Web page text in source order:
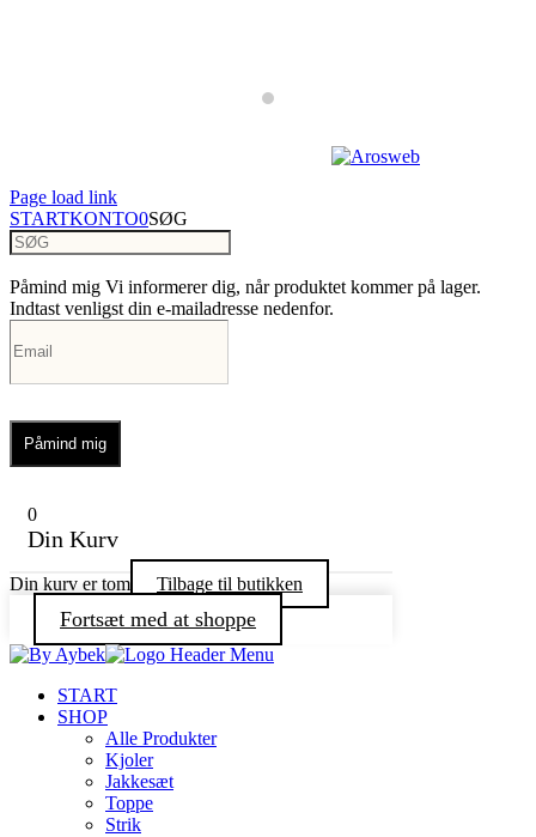
Page load link
STARTKONTO0SØG
Påmind mig Vi informerer dig, når produktet kommer på lager.
Indtast venligst din e-mailadresse nedenfor.
Påmind mig
0
Din Kurv
Din kurv er tom Tilbage til butikken
Fortsæt med at shoppe
START
SHOP
Alle Produkter
Kjoler
Jakkesæt
Toppe
Strik